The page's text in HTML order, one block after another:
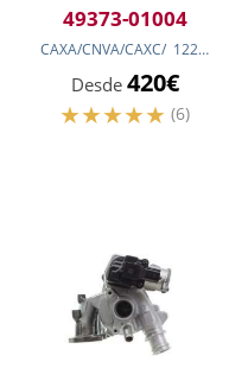
49373-01004
CAXA/CNVA/CAXC/ 122cv
Desde 420€
(6)